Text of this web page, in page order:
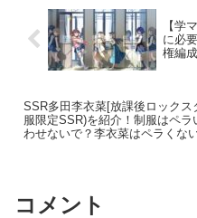
【学
に必
権編
SSR多田李衣菜[放課後ロックス
服限定SSR)を紹介！制服はペラ
わせないで？李衣菜はペラくな
コメント